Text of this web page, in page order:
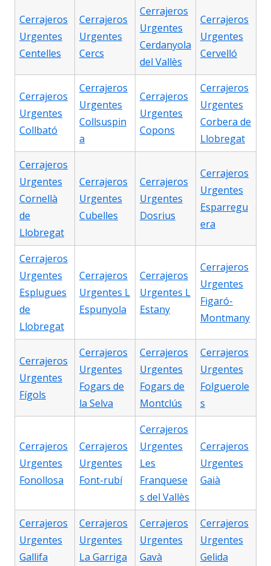
Cerrajeros
Urgentes
Centelles
Cerrajeros
Urgentes
Cercs
Cerrajeros
Urgentes
Cerdanyola
del Vallès
Cerrajeros
Urgentes
Cervelló
Cerrajeros
Urgentes
Collbató
Cerrajeros
Urgentes
Collsuspin
a
Cerrajeros
Urgentes
Copons
Cerrajeros
Urgentes
Corbera de
Llobregat
Cerrajeros
Urgentes
Cornellà
de
Llobregat
Cerrajeros
Urgentes
Cubelles
Cerrajeros
Urgentes
Dosrius
Cerrajeros
Urgentes
Esparregu
era
Cerrajeros
Urgentes
Esplugues
de
Llobregat
Cerrajeros
Urgentes L
Espunyola
Cerrajeros
Urgentes L
Estany
Cerrajeros
Urgentes
Figaró-
Montmany
Cerrajeros
Urgentes
Fígols
Cerrajeros
Urgentes
Fogars de
la Selva
Cerrajeros
Urgentes
Fogars de
Montclús
Cerrajeros
Urgentes
Folguerole
s
Cerrajeros
Urgentes
Fonollosa
Cerrajeros
Urgentes
Font-rubí
Cerrajeros
Urgentes
Les
Franquese
s del Vallès
Cerrajeros
Urgentes
Gaià
Cerrajeros
Urgentes
Gallifa
Cerrajeros
Urgentes
La Garriga
Cerrajeros
Urgentes
Gavà
Cerrajeros
Urgentes
Gelida